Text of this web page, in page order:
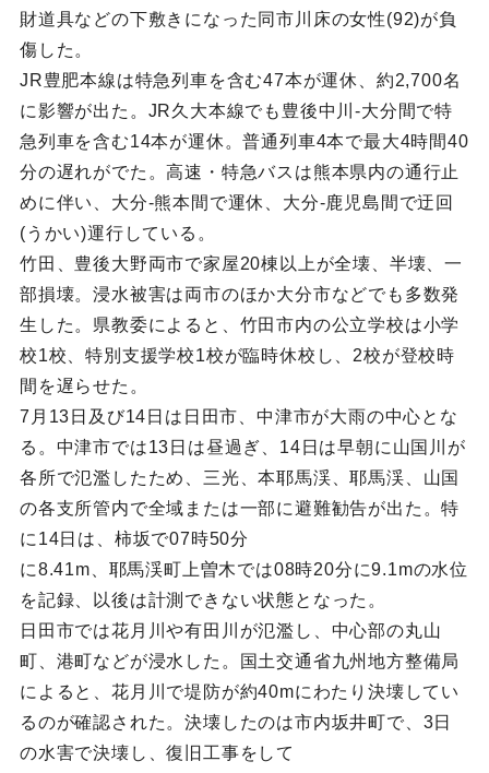
財道具などの下敷きになった同市川床の女性(92)が負
傷した。
JR豊肥本線は特急列車を含む47本が運休、約2,700名
に影響が出た。JR久大本線でも豊後中川-大分間で特
急列車を含む14本が運休。普通列車4本で最大4時間40
分の遅れがでた。高速・特急バスは熊本県内の通行止
めに伴い、大分-熊本間で運休、大分-鹿児島間で迂回
(うかい)運行している。
竹田、豊後大野両市で家屋20棟以上が全壊、半壊、一
部損壊。浸水被害は両市のほか大分市などでも多数発
生した。県教委によると、竹田市内の公立学校は小学
校1校、特別支援学校1校が臨時休校し、2校が登校時
間を遅らせた。
7月13日及び14日は日田市、中津市が大雨の中心とな
る。中津市では13日は昼過ぎ、14日は早朝に山国川が
各所で氾濫したため、三光、本耶馬渓、耶馬渓、山国
の各支所管内で全域または一部に避難勧告が出た。特
に14日は、柿坂で07時50分
に8.41m、耶馬渓町上曽木では08時20分に9.1mの水位
を記録、以後は計測できない状態となった。
日田市では花月川や有田川が氾濫し、中心部の丸山
町、港町などが浸水した。国土交通省九州地方整備局
によると、花月川で堤防が約40mにわたり決壊してい
るのが確認された。決壊したのは市内坂井町で、3日
の水害で決壊し、復旧工事をして